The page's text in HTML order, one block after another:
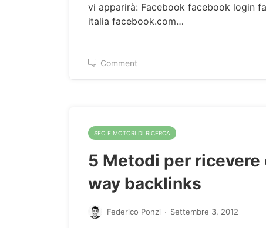
vi apparirà: Facebook facebook login
italia facebook.com…
Comment
SEO E MOTORI DI RICERCA
5 Metodi per ricevere
way backlinks
Federico Ponzi · Settembre 3, 2012